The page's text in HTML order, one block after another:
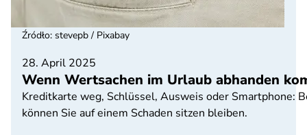
28. April 2025
Wenn Wertsachen im Urlaub abhanden
Kreditkarte weg, Schlüssel, Ausweis oder Smartphone:
können Sie auf einem Schaden sitzen bleiben.
Źródło: stevepb / Pixabay